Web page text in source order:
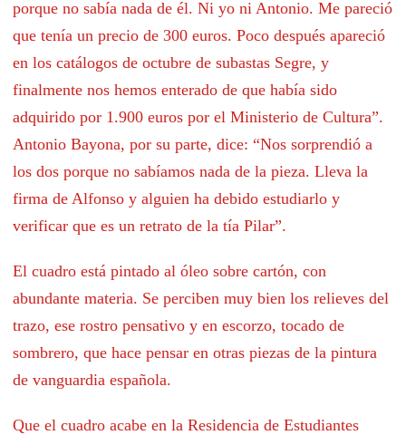
porque no sabía nada de él. Ni yo ni Antonio. Me pareció
que tenía un precio de 300 euros. Poco después apareció
en los catálogos de octubre de subastas Segre, y
finalmente nos hemos enterado de que había sido
adquirido por 1.900 euros por el Ministerio de Cultura”.
Antonio Bayona, por su parte, dice: “Nos sorprendió a
los dos porque no sabíamos nada de la pieza. Lleva la
firma de Alfonso y alguien ha debido estudiarlo y
verificar que es un retrato de la tía Pilar”.
El cuadro está pintado al óleo sobre cartón, con
abundante materia. Se perciben muy bien los relieves del
trazo, ese rostro pensativo y en escorzo, tocado de
sombrero, que hace pensar en otras piezas de la pintura
de vanguardia española.
Que el cuadro acabe en la Residencia de Estudiantes